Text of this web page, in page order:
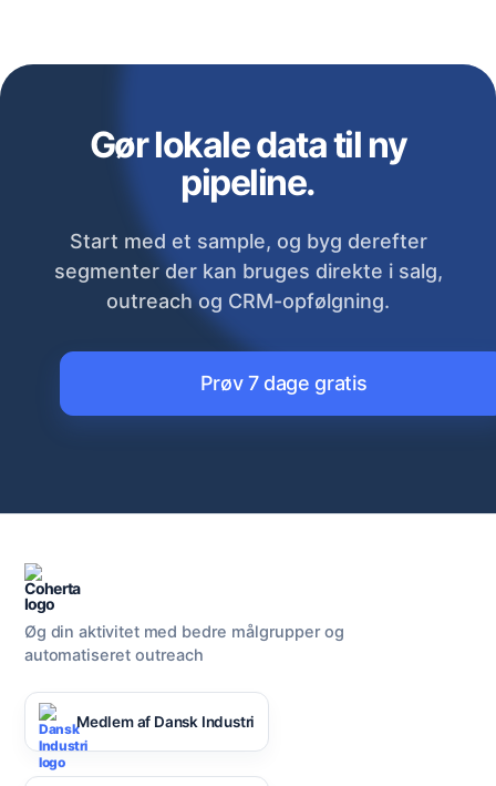
Gør lokale data til ny
pipeline.
Start med et sample, og byg derefter
segmenter der kan bruges direkte i salg,
outreach og CRM-opfølgning.
Prøv 7 dage gratis
Øg din aktivitet med bedre målgrupper og
automatiseret outreach
Medlem af Dansk Industri